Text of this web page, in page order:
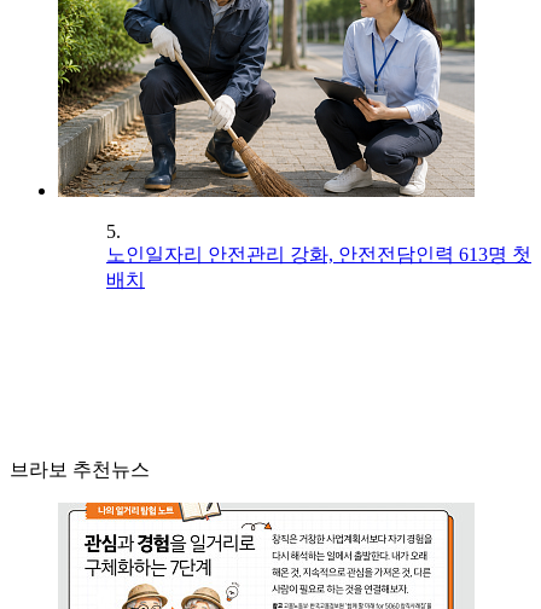
5.
노인일자리 안전관리 강화, 안전전담인력 613명 첫
배치
브라보 추천뉴스